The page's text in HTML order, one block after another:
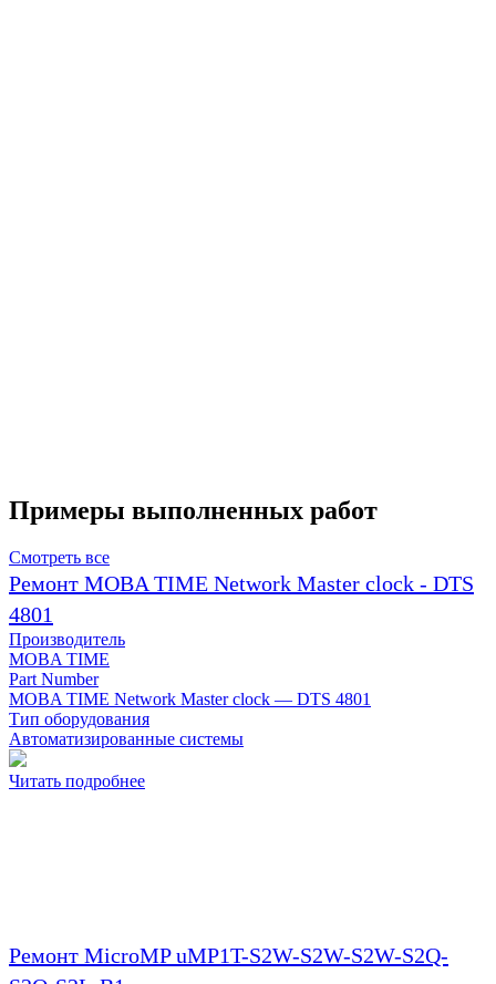
Примеры выполненных работ
Смотреть все
Ремонт MOBA TIME Network Master clock - DTS
4801
Производитель
MOBA TIME
Part Number
MOBA TIME Network Master clock — DTS 4801
Тип оборудования
Автоматизированные системы
Читать подробнее
Ремонт MicroMP uMP1T-S2W-S2W-S2W-S2Q-